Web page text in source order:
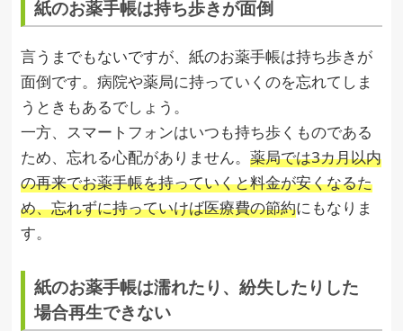
紙のお薬手帳は持ち歩きが面倒
言うまでもないですが、紙のお薬手帳は持ち歩きが
面倒です。病院や薬局に持っていくのを忘れてしま
うときもあるでしょう。
一方、スマートフォンはいつも持ち歩くものである
ため、忘れる心配がありません。薬局では3カ月以内
の再来でお薬手帳を持っていくと料金が安くなるた
め、忘れずに持っていけば医療費の節約にもなりま
す。
紙のお薬手帳は濡れたり、紛失したりした
場合再生できない